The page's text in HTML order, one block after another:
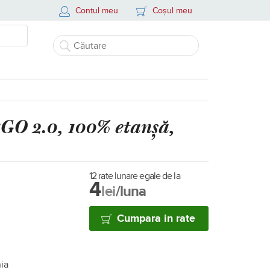
Contul meu Coșul meu
2.0, 100% etanșă,
12 rate lunare egale de la
4lei/luna
Cumpara in rate